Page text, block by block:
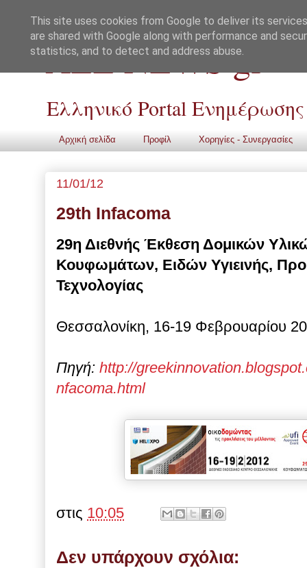
ALL NEWS gr
Ελληνικό Portal Ενημέρωσης
Αρχική σελίδα Προφίλ Χορηγίες - Συνεργασίες
11/01/12
29th Ιnfacoma
29η Διεθνής Έκθεση Δομικών
Κουφωμάτων, Ειδών Υγιεινής,
Τεχνολογίας
Θεσσαλονίκη, 16-19 Φεβρουαρίου
Πηγή: http://
nfacoma.html
στις 10:05
Δεν υπάρχουν σχόλια:
This site uses cookies from Google to deliver its
are shared with Google along with performance and
statistics, and to detect and address abuse.